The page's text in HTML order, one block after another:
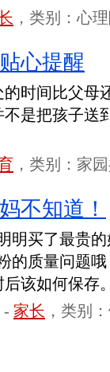
，类别：心
心提醒
时间比父母
是把孩子送
，类别：家
不知道！
明买了最贵
的质量问题
该如何保存
- 家长 ，类别